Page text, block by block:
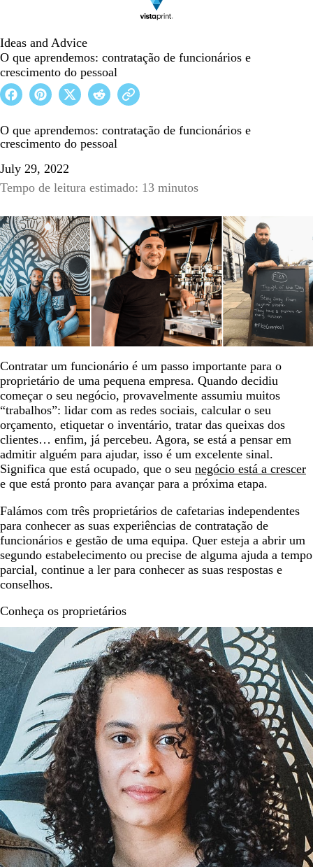
Ideas and Advice
O que aprendemos: contratação de funcionários e
crescimento do pessoal
O que aprendemos: contratação de funcionários e
crescimento do pessoal
July 29, 2022
Tempo de leitura estimado: 13 minutos
Contratar um funcionário é um passo importante para o
proprietário de uma pequena empresa. Quando decidiu
começar o seu negócio, provavelmente assumiu muitos
“trabalhos”: lidar com as redes sociais, calcular o seu
orçamento, etiquetar o inventário, tratar das queixas dos
clientes… enfim, já percebeu. Agora, se está a pensar em
admitir alguém para ajudar, isso é um excelente sinal.
Significa que está ocupado, que o seu negócio está a crescer
e que está pronto para avançar para a próxima etapa.
Falámos com três proprietários de cafetarias independentes
para conhecer as suas experiências de contratação de
funcionários e gestão de uma equipa. Quer esteja a abrir um
segundo estabelecimento ou precise de alguma ajuda a tempo
parcial, continue a ler para conhecer as suas respostas e
conselhos.
Conheça os proprietários